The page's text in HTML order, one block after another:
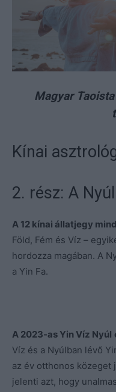
Magyar
Kínai
2. rész: A Nyúl
A 12 kínai állatjegy
Föld, Fém és Víz –
hordozza magában. A
a Yin Fa.
A 2023-as Yin Víz Nyúl
Víz és a Nyúlban lévő
az év otthonos közeget
jelenti azt, hogy